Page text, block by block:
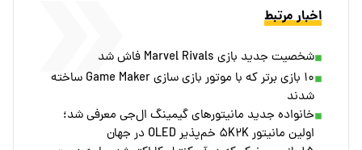
اخبار مرتبط
شخصیت جدید بازی Marvel Rivals فاش شد
۱۰ بازی برتر که با موتور بازی‌ سازی Game Maker ساخته
شدند
خانواده جدید مانیتورهای گیمینگ ال‌جی معرفی شد؛
اولین مانیتور ۵K۲K خم‌پذیر OLED در جهان